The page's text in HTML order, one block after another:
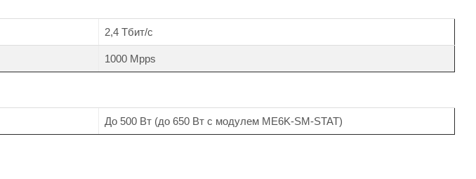
2,4 Тбит/с
1000 Mpps
До 500 Вт (до 650 Вт с модулем ME6K-SM-STAT)